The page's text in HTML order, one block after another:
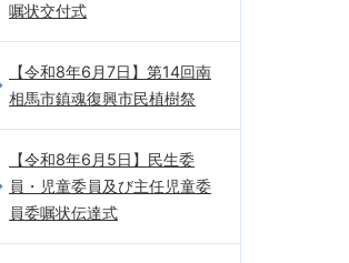
嘱状交付式
【令和8年6月7日】第14回南
相馬市鎮魂復興市民植樹祭
【令和8年6月5日】民生委
員・児童委員及び主任児童委
員委嘱状伝達式